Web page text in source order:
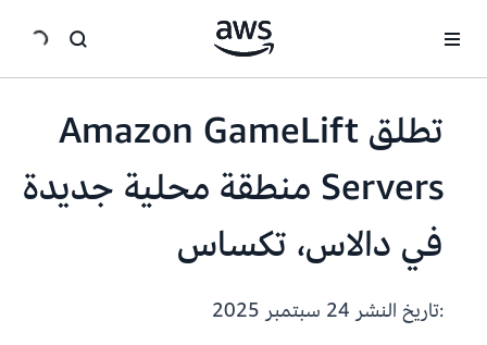
تطلق Amazon GameLift
Servers منطقة محلية جديدة
في دالاس، تكساس
:تاريخ النشر